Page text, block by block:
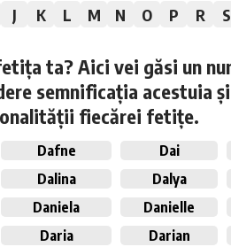
J K L M N O P R S
ta? Aici vei găsi un
semnificația acestuia
fiecărei fetițe.
Dafne Dai
Dalina Dalya
Daniela Danielle
Daria Darian